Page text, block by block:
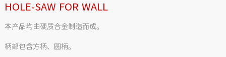
HOLE-SAW FOR WALL
本产品均由硬质合金制造而成。
柄部包含方柄、圆柄。